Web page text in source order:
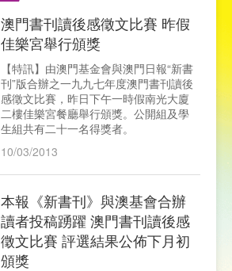
澳門書刊讀後感徵文比賽 昨假
佳樂宮舉行頒獎
【特訊】由澳門基金會與澳門日報“新書
刊”版合辦之一九九七年度澳門書刊讀後
感徵文比賽，昨日下午一時假南光大廈
二樓佳樂宮餐廳舉行頒獎。公開組及學
生組共有二十一名得獎者。
10/03/2013
本報《新書刊》與澳基會合辦
讀者投稿踴躍 澳門書刊讀後感
徵文比賽 評選結果公佈下月初
頒獎